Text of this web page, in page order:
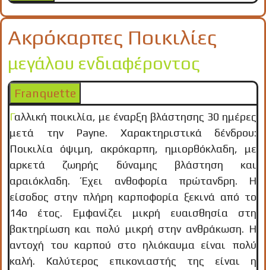
Ακρόκαρπες Ποικιλίες
μεγάλου ενδιαφέροντος
Franquette
Γαλλική ποικιλία, με έναρξη βλάστησης 30 ημέρες
μετά την Payne. Χαρακτηριστικά δένδρου:
Ποικιλία όψιμη, ακρόκαρπη, ημιορθόκλαδη, με
αρκετά ζωηρής δύναμης βλάστηση και
αραιόκλαδη. Έχει ανθοφορία πρώτανδρη. Η
είσοδος στην πλήρη καρποφορία ξεκινά από το
14ο έτος. Εμφανίζει μικρή ευαισθησία στη
βακτηρίωση και πολύ μικρή στην ανθράκωση. Η
αντοχή του καρπού στο ηλιόκαυμα είναι πολύ
καλή. Καλύτερος επικονιαστής της είναι η